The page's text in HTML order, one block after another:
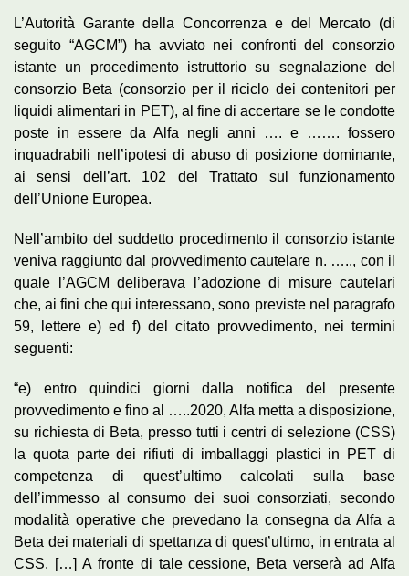
L’Autorità Garante della Concorrenza e del Mercato (di
seguito “AGCM”) ha avviato nei confronti del consorzio
istante un procedimento istruttorio su segnalazione del
consorzio Beta (consorzio per il riciclo dei contenitori per
liquidi alimentari in PET), al fine di accertare se le condotte
poste in essere da Alfa negli anni …. e ……. fossero
inquadrabili nell’ipotesi di abuso di posizione dominante,
ai sensi dell’art. 102 del Trattato sul funzionamento
dell’Unione Europea.
Nell’ambito del suddetto procedimento il consorzio istante
veniva raggiunto dal provvedimento cautelare n. ….., con il
quale l’AGCM deliberava l’adozione di misure cautelari
che, ai fini che qui interessano, sono previste nel paragrafo
59, lettere e) ed f) del citato provvedimento, nei termini
seguenti:
“e) entro quindici giorni dalla notifica del presente
provvedimento e fino al …..2020, Alfa metta a disposizione,
su richiesta di Beta, presso tutti i centri di selezione (CSS)
la quota parte dei rifiuti di imballaggi plastici in PET di
competenza di quest’ultimo calcolati sulla base
dell’immesso al consumo dei suoi consorziati, secondo
modalità operative che prevedano la consegna da Alfa a
Beta dei materiali di spettanza di quest’ultimo, in entrata al
CSS. […] A fronte di tale cessione, Beta verserà ad Alfa